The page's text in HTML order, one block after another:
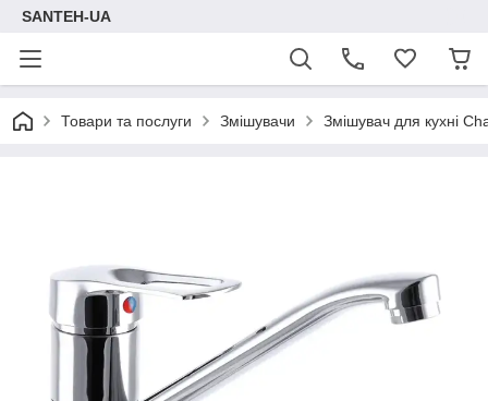
SANTEH-UA
Товари та послуги Змішувачи Змішувач для кухні